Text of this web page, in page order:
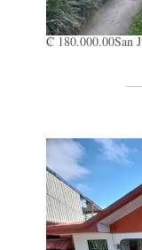
₡ 180.000.00San